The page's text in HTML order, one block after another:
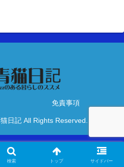
免責事項
日記 All Rights Reserved.
検索 トップ サイドバー